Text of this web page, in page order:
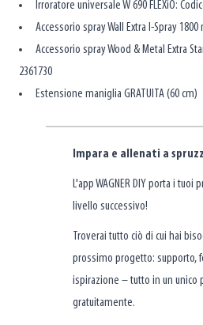
Irroratore universale W 690 FLEXiO:
Accessorio spray Wall Extra I-Spray
Accessorio spray Wood & Metal Extra
2361730
Estensione maniglia GRATUITA (60 cm)
Impara e allenati a
L'app WAGNER DIY porta i tuoi
livello successivo!
Troverai tutto ciò di cui hai
prossimo progetto: supporto,
ispirazione – tutto in un unico
gratuitamente.